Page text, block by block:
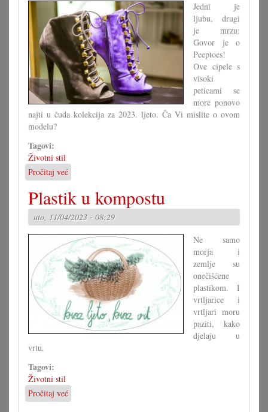
Jedni je
ljubu, drugi
je mrzu:
Govor je o
Peeptoes!
Ove cipele s
visoki
peticami se
more ponovo
najti u čuda kolekcija za 2023. ljeto. Ča Vi mislite o ovom
modelu?
Tagovi:
Životni stil
Pročitaj već
Peeptoes
se
vraćaju!
Plastik u kompostu
uto, 11/04/2023 - 08:29
Ne samo
morja i
zemlje su
onečišćene
plastikom. I
vrtljarice i
vrtljari moru
paziti, kako
djelaju u
vrtu.
Tagovi:
Životni stil
Pročitaj već
Plastik